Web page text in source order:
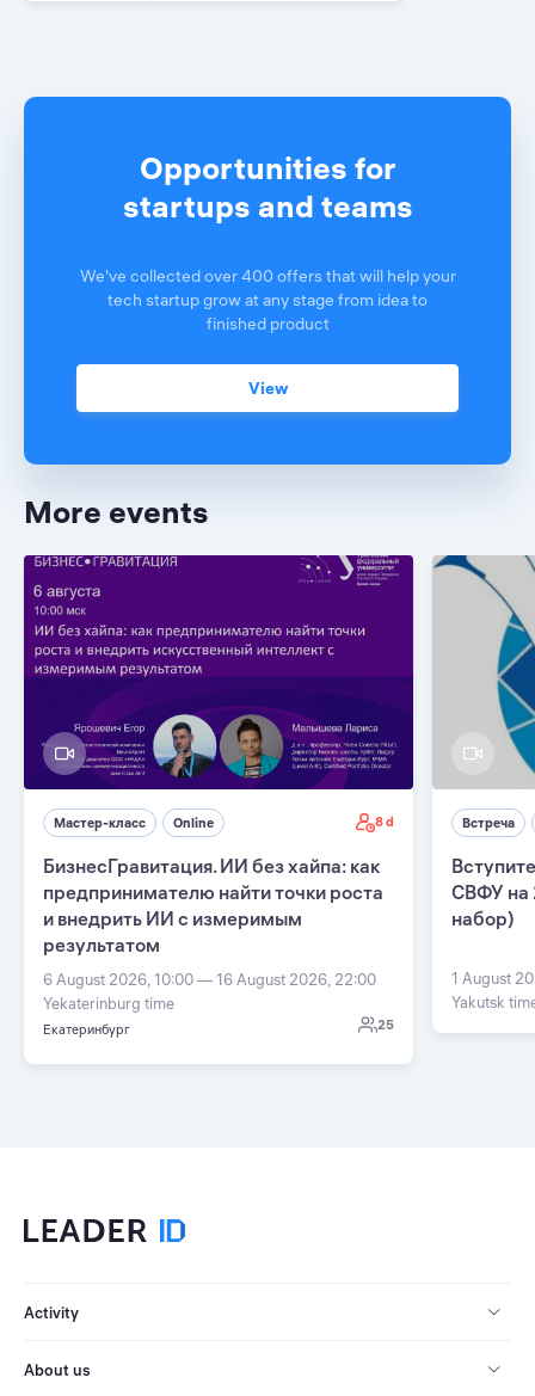
Opportunities for
startups and teams
We've collected over 400 offers that will help your
tech startup grow at any stage from idea to
finished product
View
More events
Мастер-класс Online 8 d
БизнесГравитация. ИИ без хайпа: как
предпринимателю найти точки роста
и внедрить ИИ с измеримым
результатом
6 August 2026, 10:00 — 16 August 2026, 22:00
Yekaterinburg time
Екатеринбург 25
Встреча
СВФУ на
набор)
1 August
Yakutsk
Activity
About us